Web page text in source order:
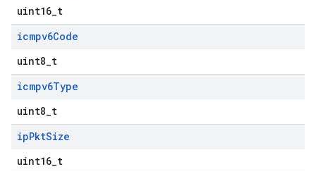
uint16_t
icmpv6Code
uint8_t
icmpv6Type
uint8_t
ipPktSize
uint16_t